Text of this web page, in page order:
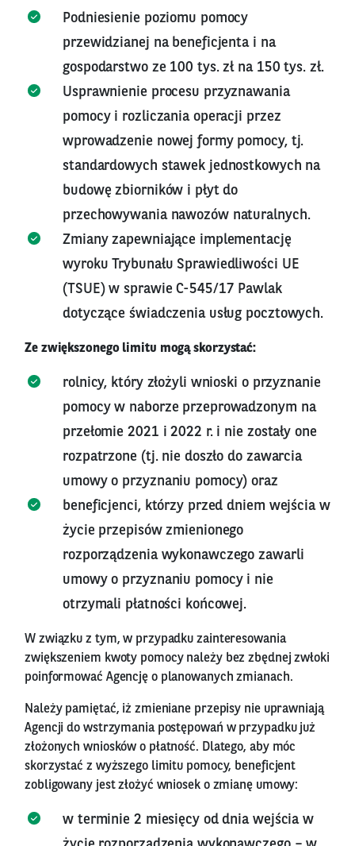
Podniesienie poziomu pomocy
przewidzianej na beneficjenta i na
gospodarstwo ze 100 tys. zł na 150 tys. zł.
Usprawnienie procesu przyznawania
pomocy i rozliczania operacji przez
wprowadzenie nowej formy pomocy, tj.
standardowych stawek jednostkowych na
budowę zbiorników i płyt do
przechowywania nawozów naturalnych.
Zmiany zapewniające implementację
wyroku Trybunału Sprawiedliwości UE
(TSUE) w sprawie C-545/17 Pawlak
dotyczące świadczenia usług pocztowych.
Ze zwiększonego limitu mogą skorzystać:
rolnicy, który złożyli wnioski o przyznanie
pomocy w naborze przeprowadzonym na
przełomie 2021 i 2022 r. i nie zostały one
rozpatrzone (tj. nie doszło do zawarcia
umowy o przyznaniu pomocy) oraz
beneficjenci, którzy przed dniem wejścia w
życie przepisów zmienionego
rozporządzenia wykonawczego zawarli
umowy o przyznaniu pomocy i nie
otrzymali płatności końcowej.
W związku z tym, w przypadku zainteresowania
zwiększeniem kwoty pomocy należy bez zbędnej zwłoki
poinformować Agencję o planowanych zmianach.
Należy pamiętać, iż zmieniane przepisy nie uprawniają
Agencji do wstrzymania postępowań w przypadku już
złożonych wniosków o płatność. Dlatego, aby móc
skorzystać z wyższego limitu pomocy, beneficjent
zobligowany jest złożyć wniosek o zmianę umowy:
w terminie 2 miesięcy od dnia wejścia w